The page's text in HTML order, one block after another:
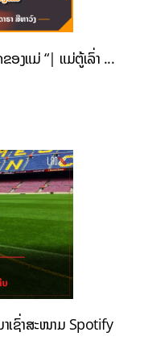
ງແມ່ “| ແມ່ຕູ້ເລົ່າ ...
ເຊົ່າສະໜາມ Spotify